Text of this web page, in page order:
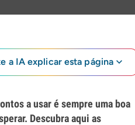
a IA explicar esta página
a usar é sempre uma boa
Descubra aqui as